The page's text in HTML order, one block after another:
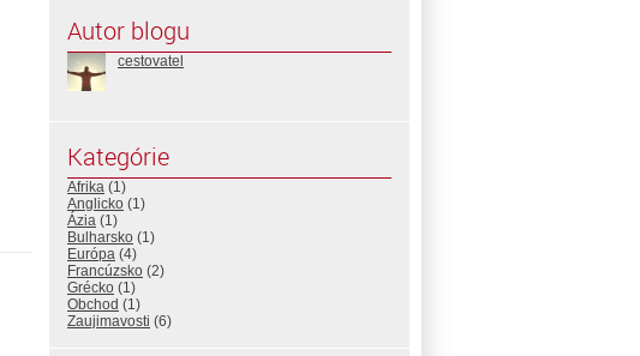
Autor blogu
cestovatel
Kategórie
Afrika (1)
Anglicko (1)
Ázia (1)
Bulharsko (1)
Európa (4)
Francúzsko (2)
Grécko (1)
Obchod (1)
Zaujimavosti (6)